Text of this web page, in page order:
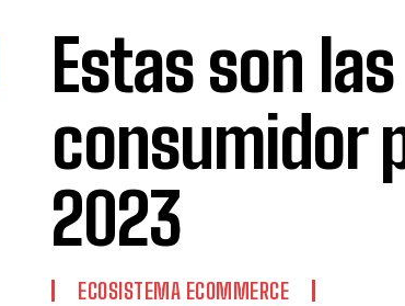
Estas son
consumidor
2023
ECOSISTEMA ECOMMERCE